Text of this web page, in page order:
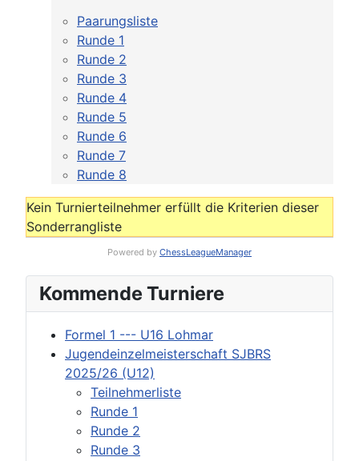
Paarungsliste
Runde 1
Runde 2
Runde 3
Runde 4
Runde 5
Runde 6
Runde 7
Runde 8
Kein Turnierteilnehmer erfüllt die Kriterien dieser
Sonderrangliste
Powered by ChessLeagueManager
Kommende Turniere
Formel 1 --- U16 Lohmar
Jugendeinzelmeisterschaft SJBRS
2025/26 (U12)
Teilnehmerliste
Runde 1
Runde 2
Runde 3